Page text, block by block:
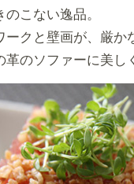
のこない逸品。
ークと壁画が、厳か
革のソファーに美し